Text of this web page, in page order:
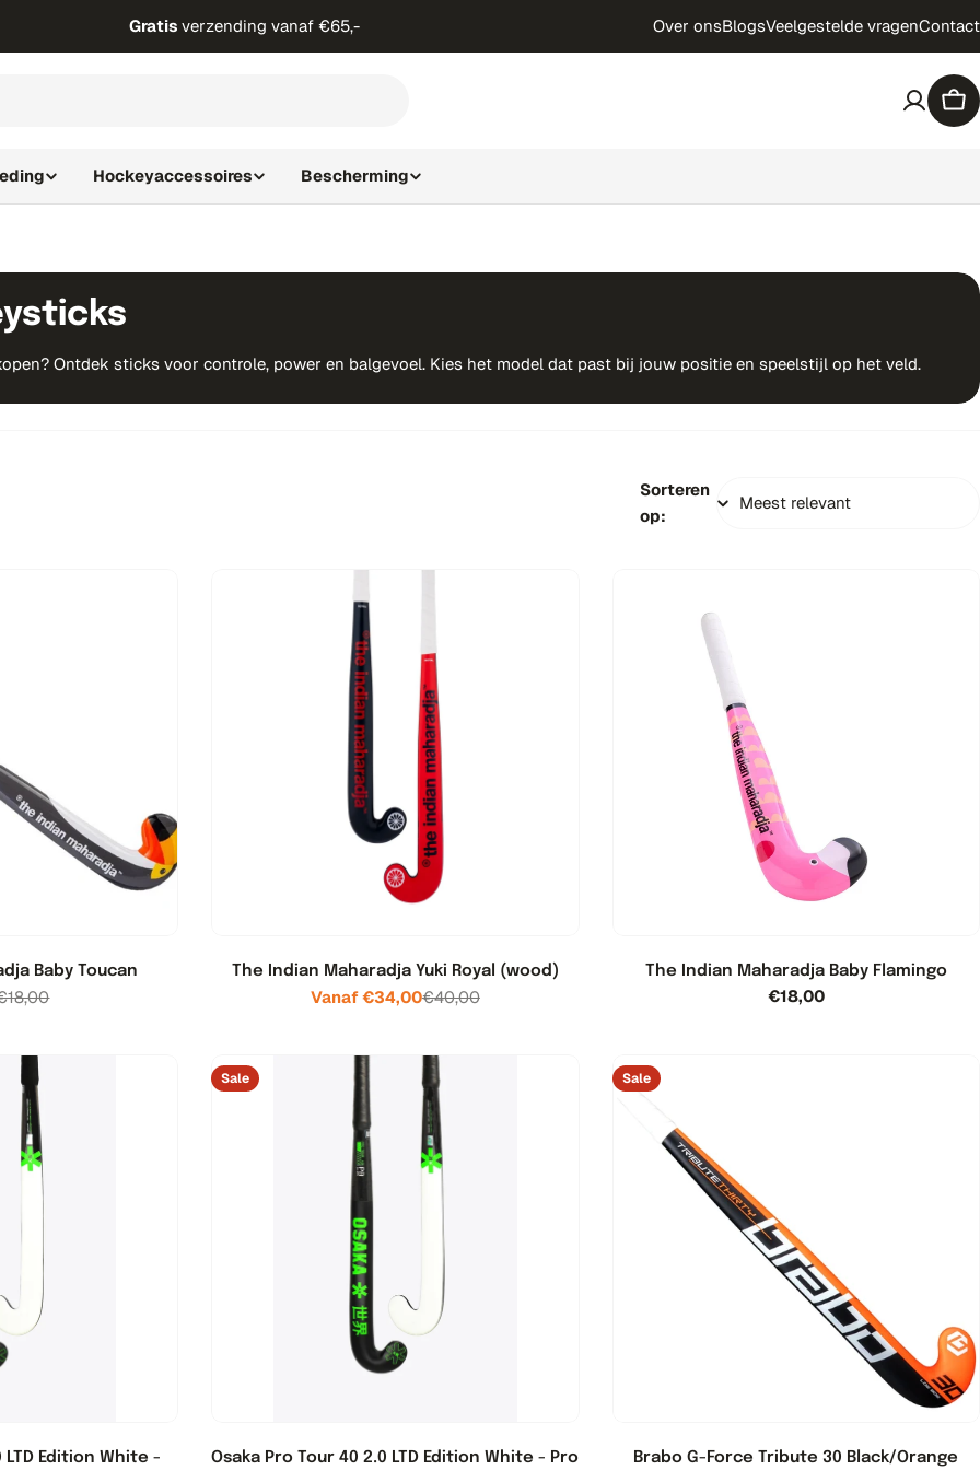
Gratisverzending vanaf €65,- Over onsBlogsVeelgestelde vragenContact
Hockeyaccessoires Bescherming
Ontdek sticks voor controle, power en balgevoel. Kies het model dat past bij jouw positie en speelstijl op het veld.
Sorteren
op:
Baby Toucan The Indian Maharadja Yuki Royal (wood)
Verkoopprijs
Vanaf €34,00Normale
€40,00
The Indian Maharadja Baby Flamingo
Normale
€18,00
LTD Edition White -
Sale
Osaka Pro Tour 40 2.0 LTD Edition White - Pro
Sale
Brabo G-Force Tribute 30 Black/Orange